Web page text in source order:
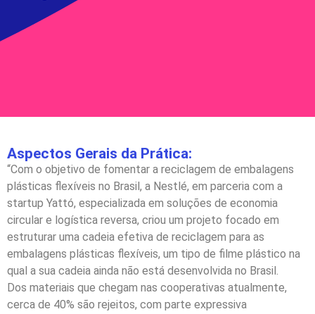
Aspectos Gerais da Prática:
“Com o objetivo de fomentar a reciclagem de embalagens
plásticas flexíveis no Brasil, a Nestlé, em parceria com a
startup Yattó, especializada em soluções de economia
circular e logística reversa, criou um projeto focado em
estruturar uma cadeia efetiva de reciclagem para as
embalagens plásticas flexíveis, um tipo de filme plástico na
qual a sua cadeia ainda não está desenvolvida no Brasil.
Dos materiais que chegam nas cooperativas atualmente,
cerca de 40% são rejeitos, com parte expressiva